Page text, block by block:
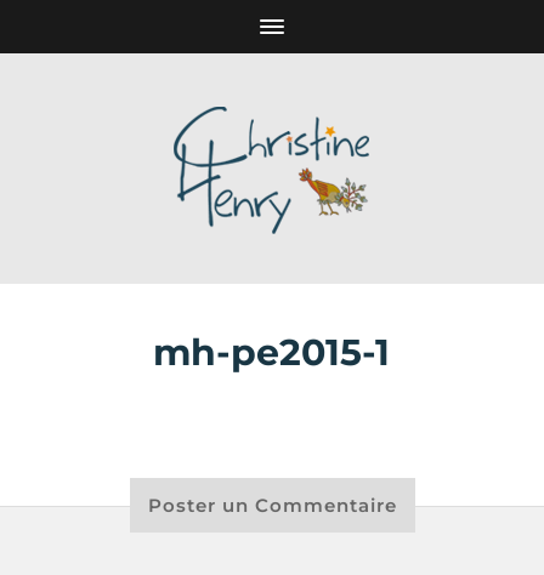
mh-pe2015-1
Poster un Commentaire